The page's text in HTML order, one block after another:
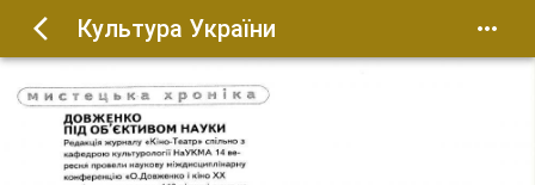
Культура України